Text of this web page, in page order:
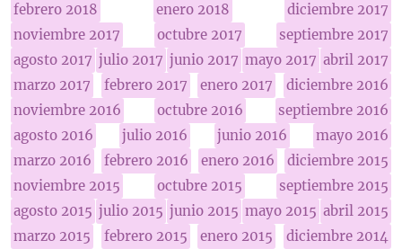
febrero 2018
enero 2018
diciembre 2017
noviembre 2017
octubre 2017
septiembre 2017
agosto 2017 julio 2017 junio 2017 mayo 2017 abril 2017
marzo 2017
febrero 2017 enero 2017
diciembre 2016
noviembre 2016
octubre 2016
septiembre 2016
agosto 2016
julio 2016 junio 2016
mayo 2016
marzo 2016
febrero 2016 enero 2016
diciembre 2015
noviembre 2015
octubre 2015
septiembre 2015
agosto 2015 julio 2015 junio 2015 mayo 2015 abril 2015
marzo 2015
febrero 2015 enero 2015
diciembre 2014